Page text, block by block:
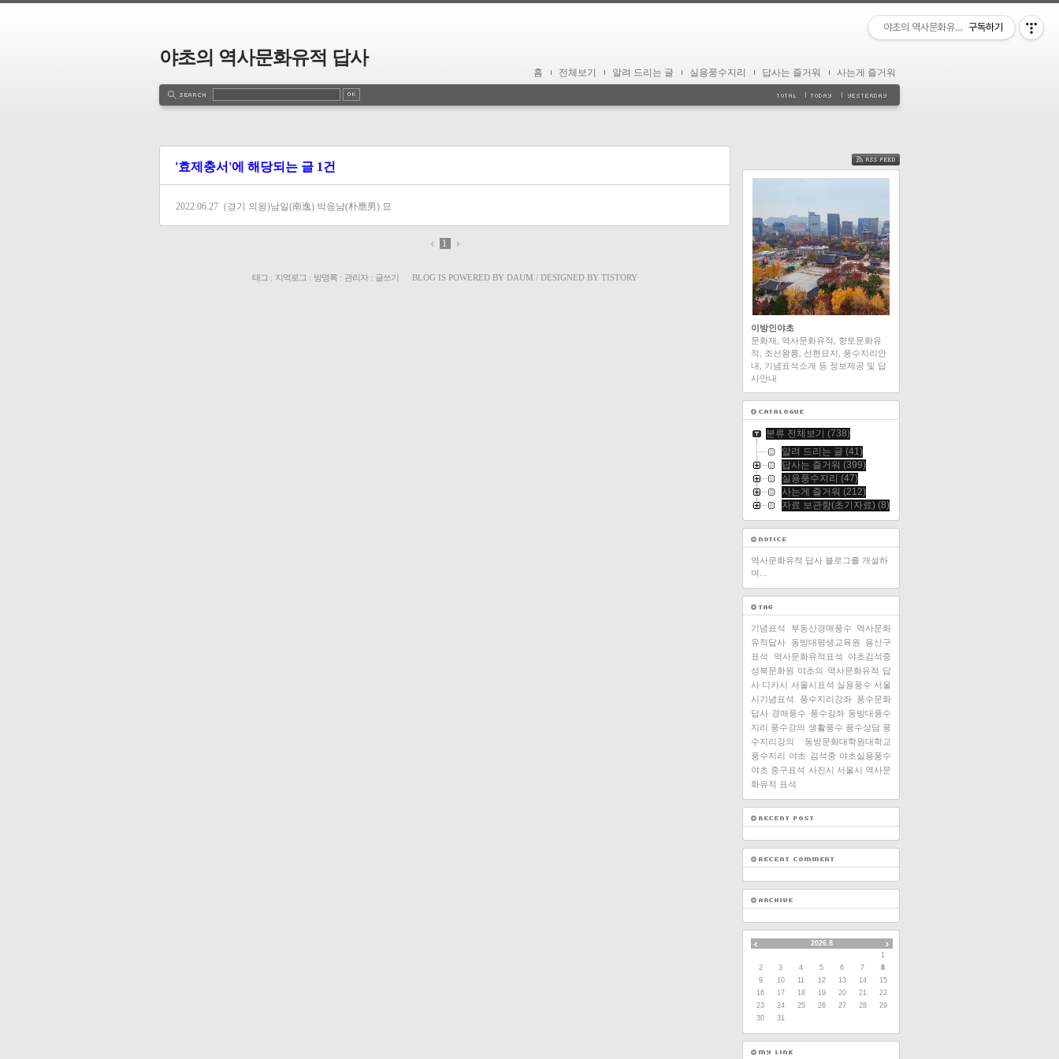
야초의 역사문화유적 답사
홈 전체보기 알려 드리는 글 실용풍수지리 답사는 즐거워 사는게 즐거워
'효제충서'에 해당되는 글 1건
2022.06.27 (경기 의왕)남일(南逸) 박응남(朴應男) 묘
1
태그 : 지역로그 : 방명록 : 관리자: 글쓰기 BLOG IS POWERED BY DAUM / DESIGNED BY TISTORY
FEED
이방인야초
문화재, 역사문화유적, 향토문화유
적, 조선왕릉, 선현묘지, 풍수지리안
내, 기념표석소개 등 정보제공 및 답
사안내
분류 전체보기 (738)
알려 드리는 글 (41)
답사는 즐거워 (399)
실용풍수지리 (47)
사는게 즐거워 (212)
자료 보관함(초기자료) (8)
역사문화유적 답사 블로그를 개설하
며...
기념표석 부동산경매풍수
역사문화
유적답사
동방대평생교육원
용산구
표석
역사문화유적표석
야초김석중
성북문화원 야초의 역사문화유적 답
사 디카시 서울시표석 실용풍수 서울
시기념표석
풍수지리강좌
풍수문화
답사 경매풍수 풍수강좌 동방대풍수
지리 풍수강의 생활풍수 풍수상담 풍
수지리강의
동방문화대학원대학교
풍수지리 야초 김석중 야초실용풍수
야초 중구표석 사진시 서울시 역사문
화유적 표석
2026.8
1
2
3 4 5 6 7
8
9
10 11 12 13 14
15
16
17 18 19 20 21
22
23
24 25 26 27 28
29
30
31
야초의 역사문화유적 답사구독하기